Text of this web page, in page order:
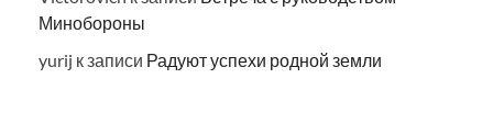
Минобороны
yurij к записи Радуют успехи родной земли